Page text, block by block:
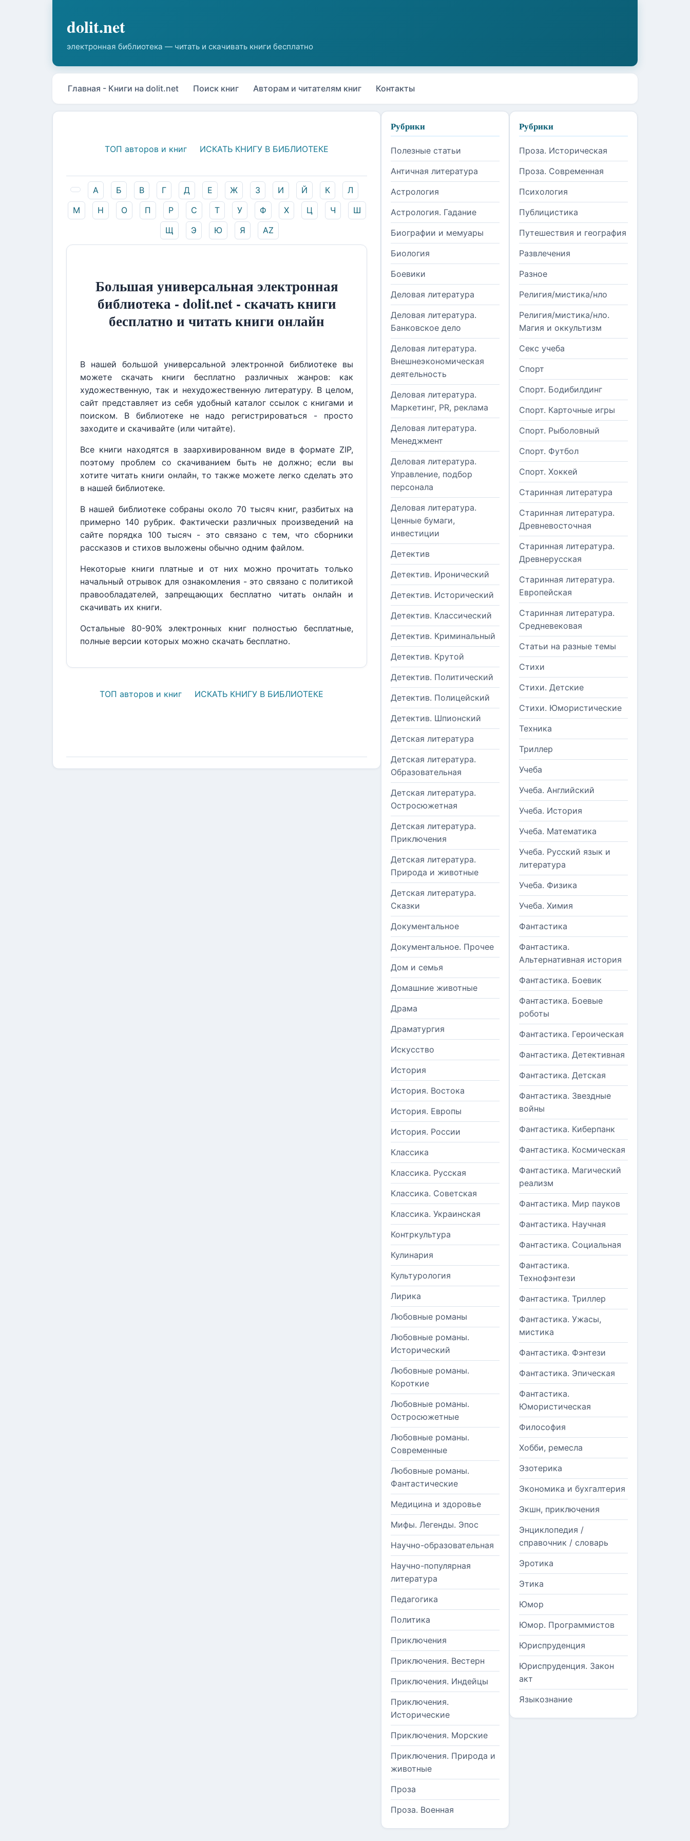
Главная - Книги на dolit.net Поиск книг Авторам и читателям книг Контакты
ТОП авторов и книг ИСКАТЬ КНИГУ В БИБЛИОТЕКЕ
А Б В Г Д Е Ж З И Й К
Л
М
Н О П Р С Т У Ф Х Ц Ч
Ш
Щ
Э Ю Я AZ
Большая универсальная электронная
библиотека - dolit.net - скачать книги
бесплатно и читать книги онлайн
В нашей большой универсальной электронной библиотеке вы
можете скачать книги бесплатно различных жанров: как
художественную, так и нехудожественную литературу. В целом,
сайт представляет из себя удобный каталог ссылок с книгами и
поиском. В библиотеке не надо регистрироваться - просто
заходите и скачивайте (или читайте).
Все книги находятся в заархивированном виде в формате ZIP,
поэтому проблем со скачиванием быть не должно; если вы
хотите читать книги онлайн, то также можете легко сделать это
в нашей библиотеке.
В нашей библиотеке собраны около 70 тысяч книг, разбитых на
примерно 140 рубрик. Фактически различных произведений на
сайте порядка 100 тысяч - это связано с тем, что сборники
рассказов и стихов выложены обычно одним файлом.
Некоторые книги платные и от них можно прочитать только
начальный отрывок для ознакомления - это связано с политикой
правообладателей, запрещающих бесплатно читать онлайн и
скачивать их книги.
Остальные 80-90% электронных книг полностью бесплатные,
полные версии которых можно скачать бесплатно.
ТОП авторов и книг ИСКАТЬ КНИГУ В БИБЛИОТЕКЕ
Рубрики
Полезные статьи
Античная литература
Астрология
Астрология. Гадание
Биографии и мемуары
Биология
Боевики
Деловая литература
Деловая литература.
Банковское дело
Деловая литература.
Внешнеэкономическая
деятельность
Деловая литература.
Маркетинг, PR, реклама
Деловая литература.
Менеджмент
Деловая литература.
Управление, подбор
персонала
Деловая литература.
Ценные бумаги,
инвестиции
Детектив
Детектив. Иронический
Детектив. Исторический
Детектив. Классический
Детектив. Криминальный
Детектив. Крутой
Детектив. Политический
Детектив. Полицейский
Детектив. Шпионский
Детская литература
Детская литература.
Образовательная
Детская литература.
Остросюжетная
Детская литература.
Приключения
Детская литература.
Природа и животные
Детская литература.
Сказки
Документальное
Документальное. Прочее
Дом и семья
Домашние животные
Драма
Драматургия
Искусство
История
История. Востока
История. Европы
История. России
Классика
Классика. Русская
Классика. Советская
Классика. Украинская
Контркультура
Кулинария
Культурология
Лирика
Любовные романы
Любовные романы.
Исторический
Любовные романы.
Короткие
Любовные романы.
Остросюжетные
Любовные романы.
Современные
Любовные романы.
Фантастические
Медицина и здоровье
Мифы. Легенды. Эпос
Научно-образовательная
Научно-популярная
литература
Педагогика
Политика
Приключения
Приключения. Вестерн
Приключения. Индейцы
Приключения.
Исторические
Приключения. Морские
Приключения. Природа и
животные
Проза
Проза. Военная
Рубрики
Проза. Историческая
Проза. Современная
Психология
Публицистика
Путешествия и география
Развлечения
Разное
Религия/мистика/нло
Религия/мистика/нло.
Магия и оккультизм
Секс учеба
Спорт
Спорт. Бодибилдинг
Спорт. Карточные игры
Спорт. Рыболовный
Спорт. Футбол
Спорт. Хоккей
Старинная литература
Старинная литература.
Древневосточная
Старинная литература.
Древнерусская
Старинная литература.
Европейская
Старинная литература.
Средневековая
Статьи на разные темы
Стихи
Стихи. Детские
Стихи. Юмористические
Техника
Триллер
Учеба
Учеба. Английский
Учеба. История
Учеба. Математика
Учеба. Русский язык и
литература
Учеба. Физика
Учеба. Химия
Фантастика
Фантастика.
Альтернативная история
Фантастика. Боевик
Фантастика. Боевые
роботы
Фантастика. Героическая
Фантастика. Детективная
Фантастика. Детская
Фантастика. Звездные
войны
Фантастика. Киберпанк
Фантастика. Космическая
Фантастика. Магический
реализм
Фантастика. Мир пауков
Фантастика. Научная
Фантастика. Социальная
Фантастика.
Технофэнтези
Фантастика. Триллер
Фантастика. Ужасы,
мистика
Фантастика. Фэнтези
Фантастика. Эпическая
Фантастика.
Юмористическая
Философия
Хобби, ремесла
Эзотерика
Экономика и бухгалтерия
Экшн, приключения
Энциклопедия /
справочник / словарь
Эротика
Этика
Юмор
Юмор. Программистов
Юриспруденция
Юриспруденция. Закон
акт
Языкознание